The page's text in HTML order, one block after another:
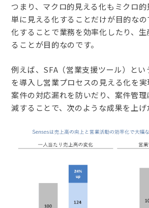
つまり、マクロ的見える化もミクロ
単に見える化することだけが目的なの
化することで業務を効率化したり、
ることが目的なのです。
例えば、SFA（営業支援ツール）とい
を導入し営業プロセスの見える化を実
案件の対応漏れを防いだり、案件管
減することで、次のような成果を上げ